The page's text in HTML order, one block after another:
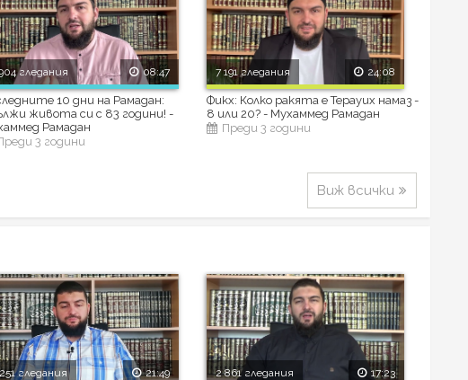
гледания 08:47
10 дни на Рамадан:
живота си с 83 години! -
Рамадан
3 години
7 191 гледания 24:08
Фикх: Колко ракята е Терауих намаз -
8 или 20? - Мухаммед Рамадан
Преди 3 години
Виж всички
гледания 21:49 2 861 гледания 17:23